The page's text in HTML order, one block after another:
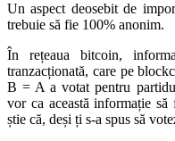
Un aspect deosebit de
trebuie să fie 100% anonim.
În rețeaua bitcoin,
tranzacționată, care pe
B = A a votat pentru
vor ca această informație
știe că, deși ți s-a spus să